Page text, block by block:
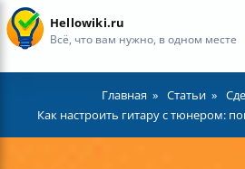
Hellowiki.ru
Всё, что вам нужно, в одном месте
Главная Статьи
Как настроить гитару с тюнером: